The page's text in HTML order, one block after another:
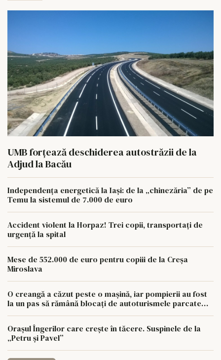
UMB forțează deschiderea autostrăzii de la
Adjud la Bacău
Independența energetică la Iași: de la „chinezăria” de pe
Temu la sistemul de 7.000 de euro
Accident violent la Horpaz! Trei copii, transportați de
urgență la spital
Mese de 552.000 de euro pentru copiii de la Creșa
Miroslava
O creangă a căzut peste o mașină, iar pompierii au fost
la un pas să rămână blocați de autoturismele parcate
Orașul Îngerilor care crește în tăcere. Suspinele de la
„Petru și Pavel”